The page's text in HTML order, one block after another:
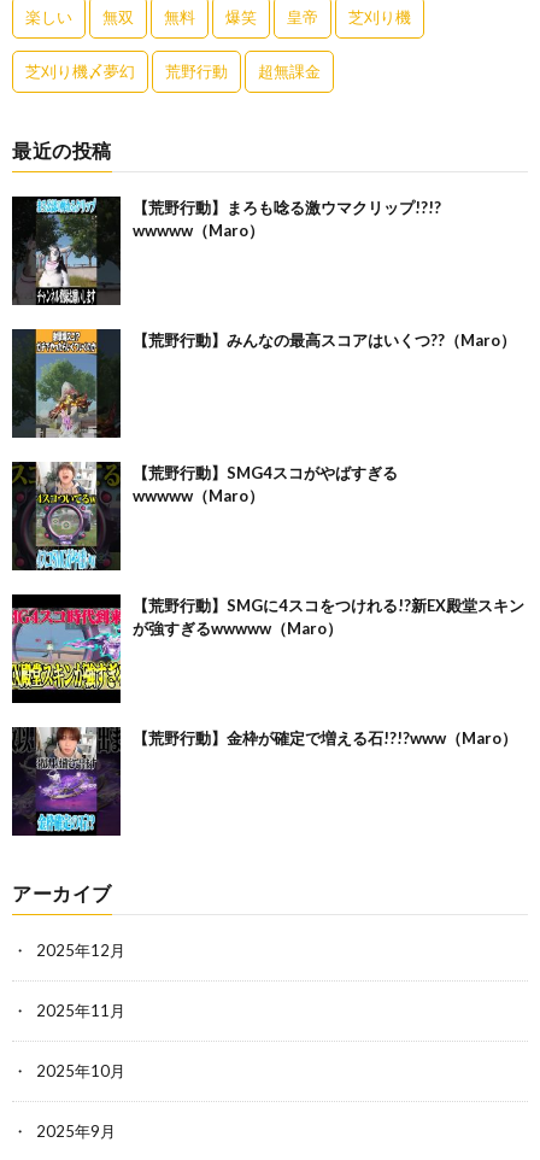
楽しい 無双 無料 爆笑 皇帝 芝刈り機
芝刈り機〆夢幻 荒野行動 超無課金
最近の投稿
【荒野行動】まろも唸る激ウマクリップ!?!?
wwwww（Maro）
【荒野行動】みんなの最高スコアはいくつ??（Maro）
【荒野行動】SMG4スコがやばすぎる
wwwww（Maro）
【荒野行動】SMGに4スコをつけれる!?新EX殿堂スキン
が強すぎるwwwww（Maro）
【荒野行動】金枠が確定で増える石!?!?www（Maro）
アーカイブ
2025年12月
2025年11月
2025年10月
2025年9月